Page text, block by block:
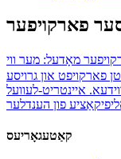
פארקויפער
הייסער פארקויפער מאָדעל: מער ווי
איבער 18000 איינהייטן פארקויפט און גרויסע
איינטריט-לעוועל
קאַטעגאָריעס